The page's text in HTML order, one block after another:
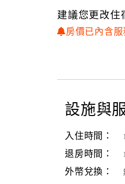
建議您更改住
房價已內含
設施與
入住時間：
退房時間：
外幣兌換：